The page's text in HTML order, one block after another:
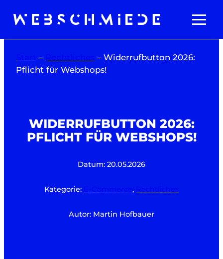
Inhalt
– – Widerrufbutton 2026:
Pflicht für Webshops!
WIDERRUFBUTTON 2026:
PFLICHT FÜR WEBSHOPS!
Datum: 20.05.2026
Kategorie: ,
Autor: Martin Hofbauer